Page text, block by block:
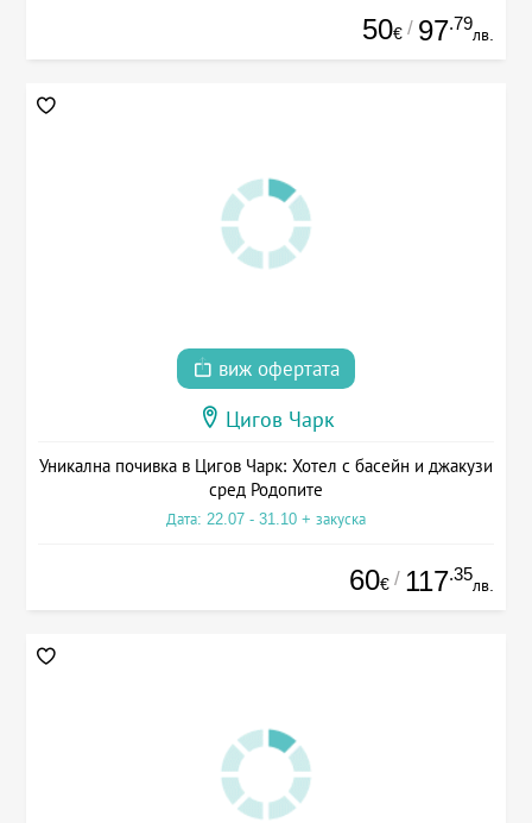
50€ / 97.79
лв.
виж офертата
Цигов Чарк
Уникална почивка в Цигов Чарк: Хотел с басейн и джакузи
сред Родопите
Дата: 22.07 - 31.10 + закуска
60€ / 117.35
лв.